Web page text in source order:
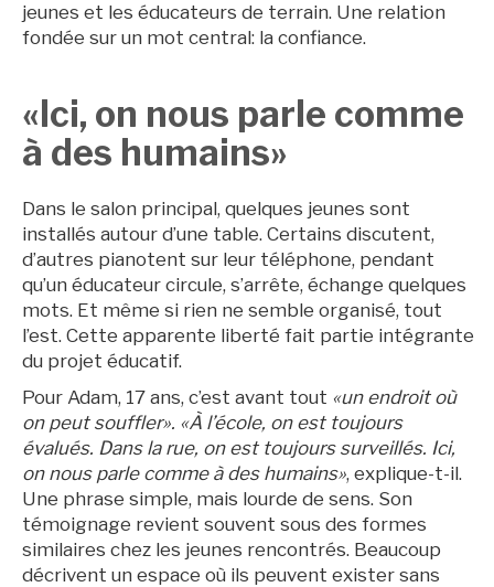
jeunes et les éducateurs de terrain. Une relation
fondée sur un mot central: la confiance.
«Ici, on nous parle comme
à des humains»
Dans le salon principal, quelques jeunes sont
installés autour d’une table. Certains discutent,
d’autres pianotent sur leur téléphone, pendant
qu’un éducateur circule, s’arrête, échange quelques
mots. Et même si rien ne semble organisé, tout
l’est. Cette apparente liberté fait partie intégrante
du projet éducatif.
Pour Adam, 17 ans, c’est avant tout «un endroit où
on peut souffler». «À l’école, on est toujours
évalués. Dans la rue, on est toujours surveillés. Ici,
on nous parle comme à des humains», explique-t-il.
Une phrase simple, mais lourde de sens. Son
témoignage revient souvent sous des formes
similaires chez les jeunes rencontrés. Beaucoup
décrivent un espace où ils peuvent exister sans